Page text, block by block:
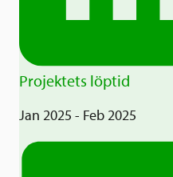
Projektets löptid
Jan 2025 - Feb 2025